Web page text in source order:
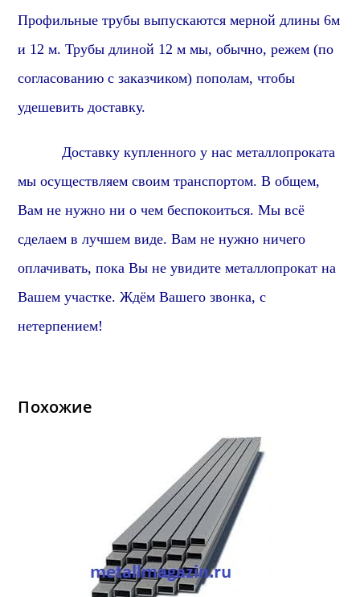
Профильные трубы выпускаются мерной длины 6м
и 12 м. Трубы длиной 12 м мы, обычно, режем (по
согласованию с заказчиком) пополам, чтобы
удешевить доставку.
Доставку купленного у нас металлопроката
мы осуществляем своим транспортом. В общем,
Вам не нужно ни о чем беспокоиться. Мы всё
сделаем в лучшем виде. Вам не нужно ничего
оплачивать, пока Вы не увидите металлопрокат на
Вашем участке. Ждём Вашего звонка, с
нетерпением!
Похожие